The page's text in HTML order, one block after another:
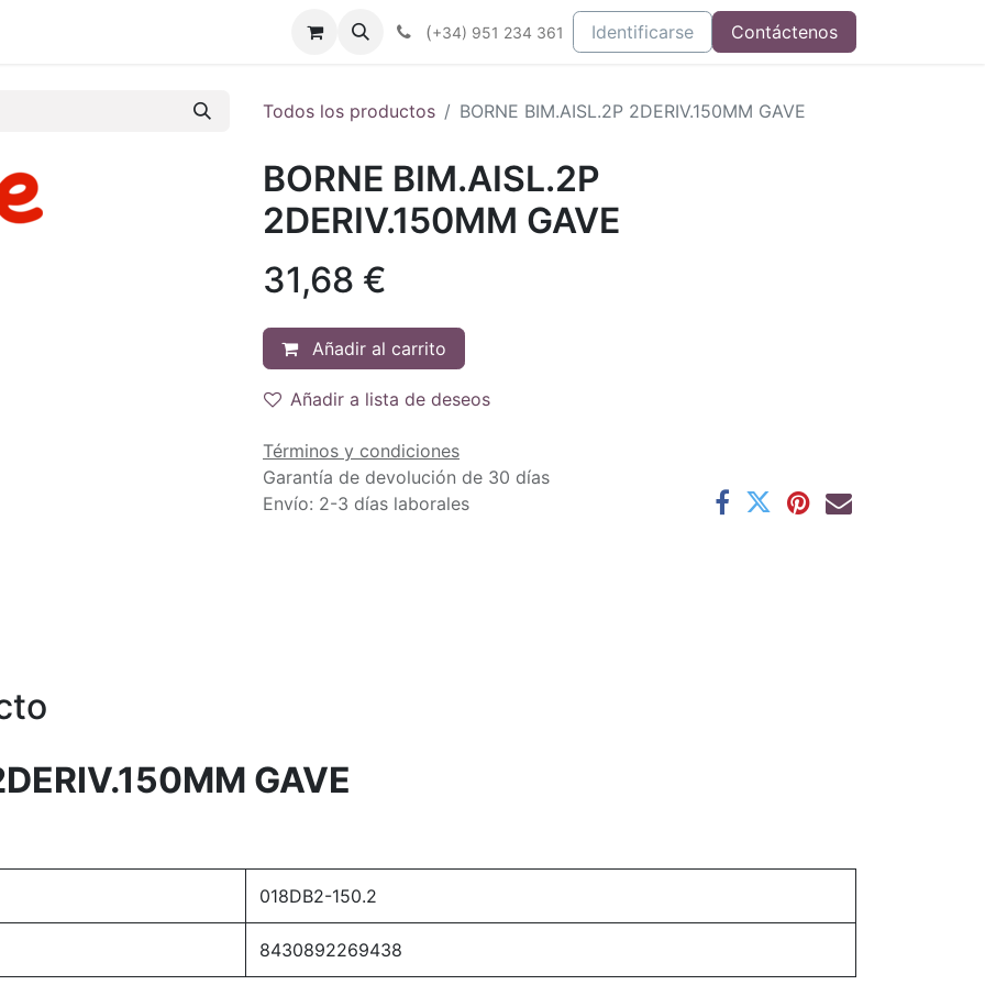
Industrias Noticias Integrados
(+34) 951 234 361 Identificarse Contáctenos
Todos los productos BORNE BIM.AISL.2P 2DERIV.150MM GAVE
BORNE BIM.AISL.2P
2DERIV.150MM GAVE
31,68 €
Añadir al carrito
Añadir a lista de deseos
Términos y condiciones
Garantía de devolución de 30 días
Envío: 2-3 días laborales
GAVE
018DB2-150.2
8430892269438